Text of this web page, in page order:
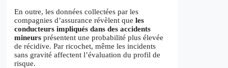
En outre, les données collectées par les
compagnies d’assurance révèlent que les
conducteurs impliqués dans des accidents
mineurs présentent une probabilité plus élevée
de récidive. Par ricochet, même les incidents
sans gravité affectent l’évaluation du profil de
risque.